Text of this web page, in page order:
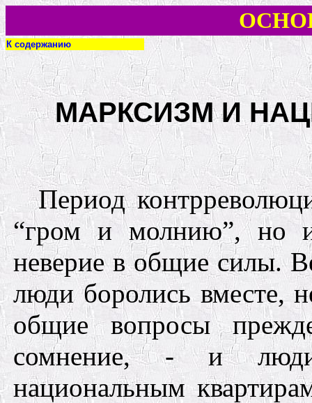
К содержанию
МАPКСИЗМ И
Период
“гром и молнию”, но и
неверие в общие силы.
люди боролись вместе,
общие вопросы
сомнение, - и люди
национальным